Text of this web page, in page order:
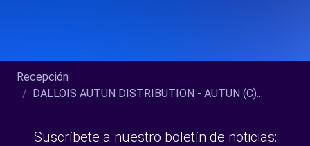
Recepción
DALLOIS AUTUN DISTRIBUTION - AUTUN (C)...
Suscríbete a nuestro boletín de noticias: